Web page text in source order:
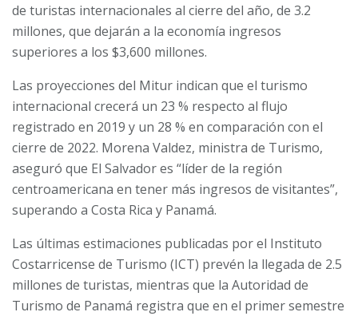
de turistas internacionales al cierre del año, de 3.2
millones, que dejarán a la economía ingresos
superiores a los $3,600 millones.
Las proyecciones del Mitur indican que el turismo
internacional crecerá un 23 % respecto al flujo
registrado en 2019 y un 28 % en comparación con el
cierre de 2022. Morena Valdez, ministra de Turismo,
aseguró que El Salvador es “líder de la región
centroamericana en tener más ingresos de visitantes”,
superando a Costa Rica y Panamá.
Las últimas estimaciones publicadas por el Instituto
Costarricense de Turismo (ICT) prevén la llegada de 2.5
millones de turistas, mientras que la Autoridad de
Turismo de Panamá registra que en el primer semestre